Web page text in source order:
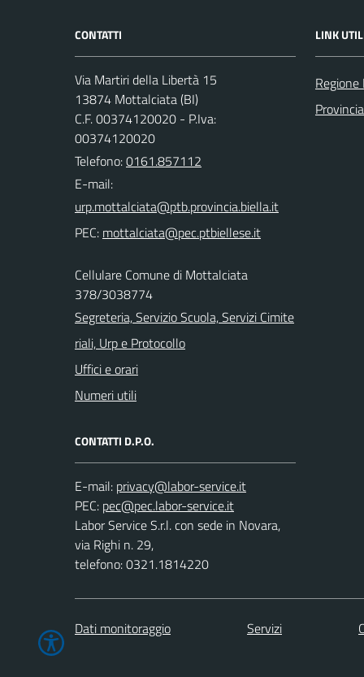
CONTATTI
Via Martiri della Libertà 15
13874 Mottalciata (BI)
C.F. 00374120020 - P.Iva:
00374120020
Telefono:0161.857112
E-mail:
PEC:
Cellulare Comune di Mottalciata
378/3038774
Segreteria, Servizio Scuola, Servizi Cimite
riali, Urp e Protocollo
Uffici e orari
Numeri utili
CONTATTI D.P.O.
E-mail:
PEC:
Labor Service S.r.l. con sede in Novara,
via Righi n. 29,
telefono: 0321.1814220
LINK
Dati monitoraggio Servizi